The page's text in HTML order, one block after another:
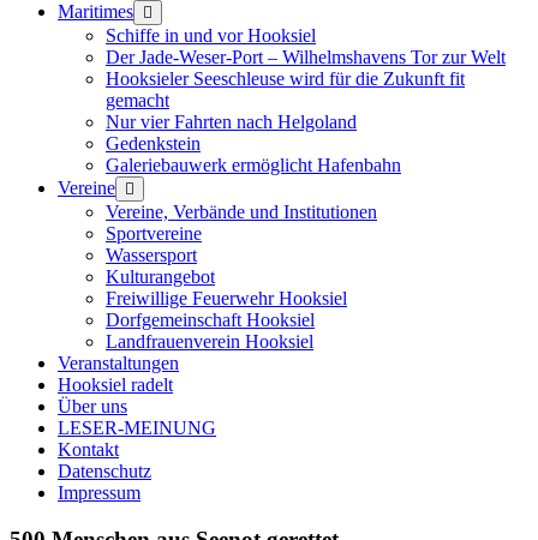
Maritimes Menü
öffnen
Schiffe in und vor Hooksiel
Der Jade-Weser-Port – Wilhelmshavens Tor zur Welt
Hooksieler Seeschleuse wird für die Zukunft fit
gemacht
Nur vier Fahrten nach Helgoland
Gedenkstein
Galeriebauwerk ermöglicht Hafenbahn
Vereine Menü
öffnen
Vereine, Verbände und Institutionen
Sportvereine
Wassersport
Kulturangebot
Freiwillige Feuerwehr Hooksiel
Dorfgemeinschaft Hooksiel
Landfrauenverein Hooksiel
Veranstaltungen
Hooksiel radelt
Über uns
LESER-MEINUNG
Kontakt
Datenschutz
Impressum